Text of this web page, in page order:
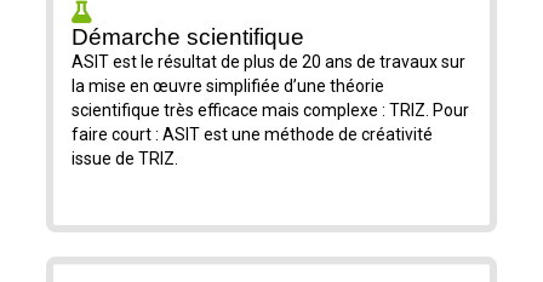
Démarche scientifique
ASIT est le résultat de plus de 20 ans de travaux sur
la mise en œuvre simplifiée d’une théorie
scientifique très efficace mais complexe : TRIZ. Pour
faire court : ASIT est une méthode de créativité
issue de TRIZ.